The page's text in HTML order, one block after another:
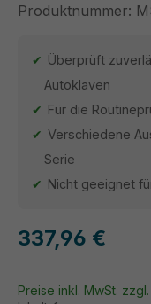
Produktnummer:
Überprüft
Autoklaven
Für die
Verschiedene
Serie
Nicht geeignet
337,96 €
Preise inkl. MwSt.